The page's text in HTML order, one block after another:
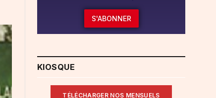
S'ABONNER
KIOSQUE
TÉLÉCHARGER NOS MENSUELS